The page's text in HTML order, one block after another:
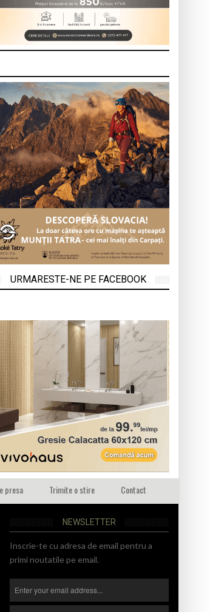
URMARESTE-NE PE FACEBOOK
presa Trimite o stire Contact
NEWSLETTER
Inscrie-te cu adresa de email pentru a
primi noutatile pe email.